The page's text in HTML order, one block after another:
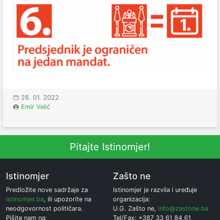
26. 01. 2022
Emir Velić
Pitajte Istinomjer!
Istinomjer
Predložite nove sadržaje za
istinomjer.ba, ili upozorite na
neodgovornost političara.
Pišite nam na:
Zašto ne
Istinomjer je razvila i uređuje
organizacija:
U.G. Zašto ne, info@zastone.ba
Tel/Fax: +387 33 61 84 61